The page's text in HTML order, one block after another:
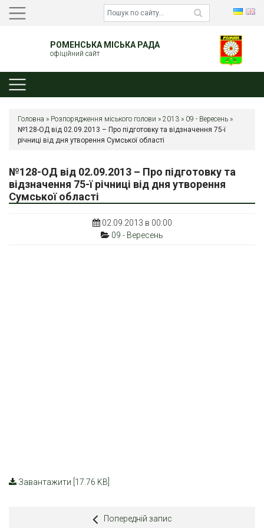
РОМЕНСЬКА МІСЬКА РАДА
офіційний сайт
Головна » Розпорядження міського голови » 2013 » 09 - Вересень »
№128-ОД від 02.09.2013 – Про підготовку та відзначення 75-ї
річниці від дня утворення Сумської області
№128-ОД від 02.09.2013 – Про підготовку та
відзначення 75-ї річниці від дня утворення
Сумської області
02.09.2013 в 00:00
09 - Вересень
Завантажити [17.76 KB]
Попередній запис